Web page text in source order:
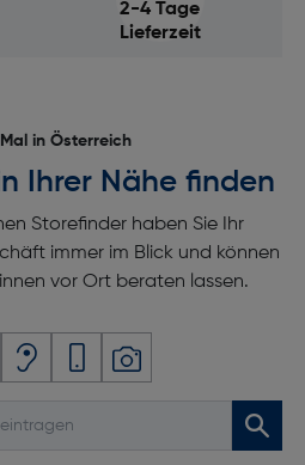
2-4 Tage
Lieferzeit
in Österreich
Ihrer Nähe finden
Storefinder haben Sie Ihr
immer im Blick und können
vor Ort beraten lassen.